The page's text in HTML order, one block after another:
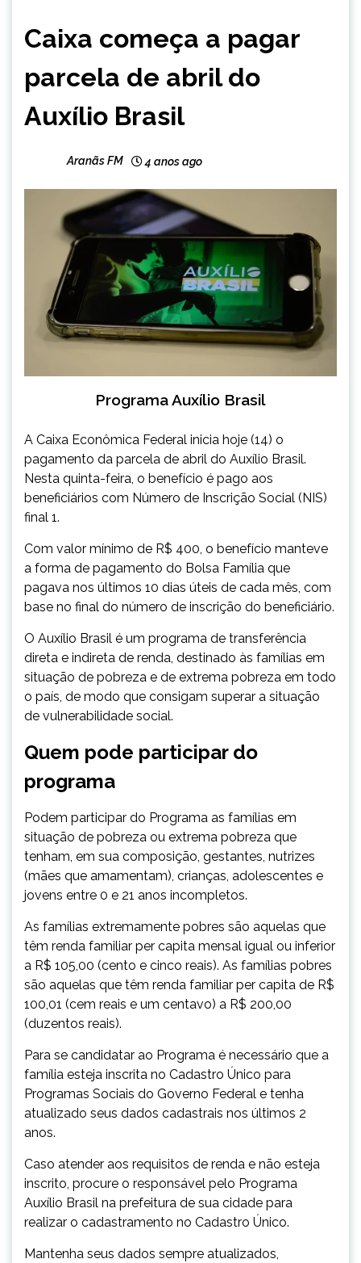
NOTÍCIAS
Caixa começa a pagar
parcela de abril do
Auxílio Brasil
Aranãs FM 4 anos ago
Programa Auxílio Brasil
A Caixa Econômica Federal inicia hoje (14) o
pagamento da parcela de abril do Auxílio Brasil.
Nesta quinta-feira, o benefício é pago aos
beneficiários com Número de Inscrição Social (NIS)
final 1.
Com valor mínimo de R$ 400, o benefício manteve
a forma de pagamento do Bolsa Família que
pagava nos últimos 10 dias úteis de cada mês, com
base no final do número de inscrição do beneficiário.
O Auxílio Brasil ​é um programa de transferência
direta e indireta de renda, destinado às famílias em
situação de pobreza e de extrema pobreza em todo
o país, de modo que consigam superar a situação
de vulnerabilidade social.
Quem pode participar do
programa
​Podem participar do Programa as famílias em
situação de pobreza ou extrema pobreza que
tenham, em sua composição, gestantes, nutrizes
(mães que amamentam), crianças, adolescentes e
jovens entre 0 e 21 anos incompletos.
As famílias extremamente pobres são aquelas que
têm renda familiar per capita mensal igual ou inferior
a R$ 105,00 (cento e cinco reais). As famílias pobres
são aquelas que têm renda familiar per capita de R$
100,01 (cem reais e um centavo) a R$ 200,00
(duzentos reais).
Para se candidatar ao Programa é necessário que a
família esteja inscrita no Cadastro Único para
Programas Sociais do Governo Federal e tenha
atualizado seus dados cadastrais nos últimos 2
anos.
Caso atender aos requisitos de renda e não esteja
inscrito, procure o responsável pelo Programa
Auxílio Brasil na prefeitura de sua cidade para
realizar o cadastramento no Cadastro Único.
Mantenha seus dados sempre atualizados,